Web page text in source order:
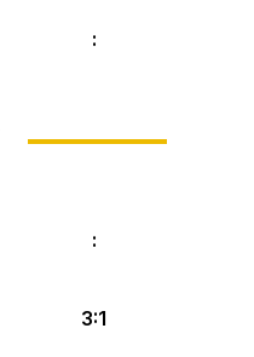
:
:
3:1